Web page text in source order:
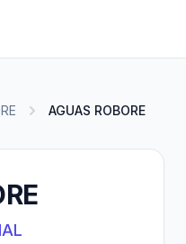
AGUAS ROBORE